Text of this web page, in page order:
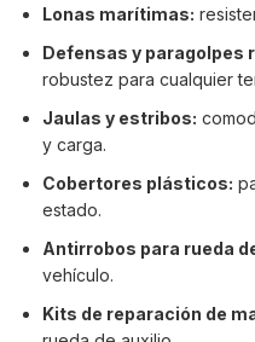
Lonas marítimas:
Defensas y paragolpes
robustez para cualquier
Jaulas y estribos:
y carga.
Cobertores plásticos:
estado.
Antirrobos para rueda
vehículo.
Kits de reparación de